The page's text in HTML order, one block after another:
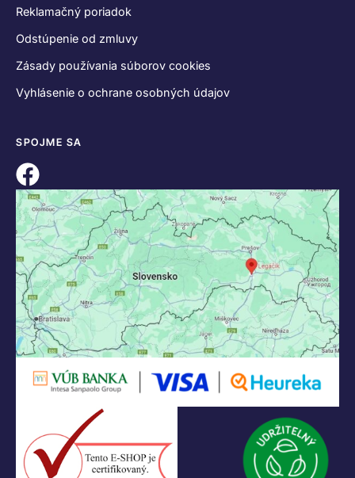
Reklamačný poriadok
Odstúpenie od zmluvy
Zásady používania súborov cookies
Vyhlásenie o ochrane osobných údajov
SPOJME SA